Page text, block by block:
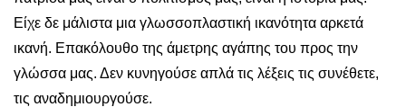
Είχε δε μάλιστα μια γλωσσοπλαστική ικανότητα αρκετά
ικανή. Επακόλουθο της άμετρης αγάπης του προς την
γλώσσα μας. Δεν κυνηγούσε απλά τις λέξεις τις συνέθετε,
τις αναδημιουργούσε.